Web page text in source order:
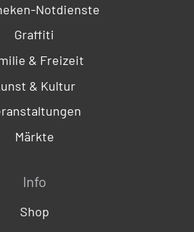
Notdienste
Graffiti
& Freizeit
& Kultur
Märkte
Info
Shop